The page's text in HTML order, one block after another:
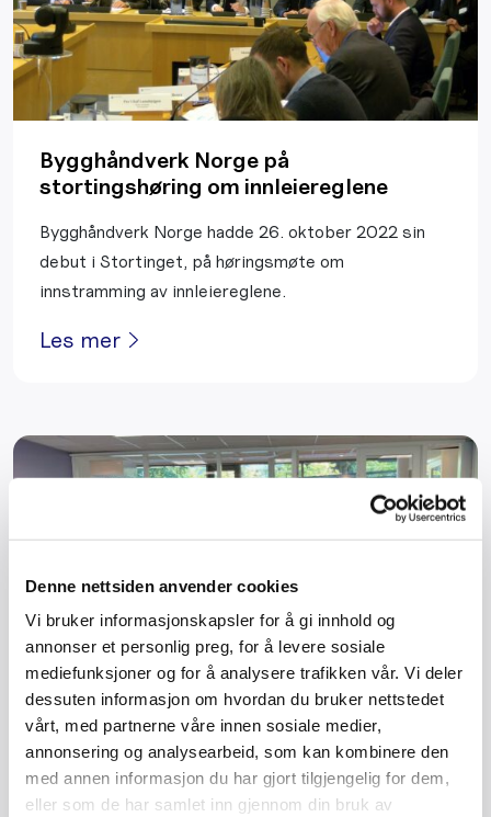
Denne nettsiden anvender cookies
Vi bruker informasjonskapsler for å gi innhold og
annonser et personlig preg, for å levere sosiale
mediefunksjoner og for å analysere trafikken vår. Vi deler
dessuten informasjon om hvordan du bruker nettstedet
vårt, med partnerne våre innen sosiale medier,
annonsering og analysearbeid, som kan kombinere den
med annen informasjon du har gjort tilgjengelig for dem,
eller som de har samlet inn gjennom din bruk av
Bygghåndverk Norge på
stortingshøring om innleiereglene
Bygghåndverk Norge hadde 26. oktober 2022 sin
debut i Stortinget, på høringsmøte om
innstramming av innleiereglene.
Les mer
God fremdrift i oppstart av
Bygghåndverk Norge
Den 20. september 2022 avviklet BHN sitt første